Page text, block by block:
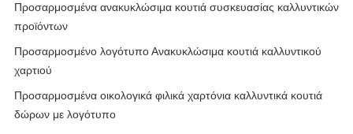
Προσαρμοσμένα ανακυκλώσιμα κουτιά συσκευασίας καλλυντικών
προϊόντων
Προσαρμοσμένο λογότυπο Ανακυκλώσιμα κουτιά καλλυντικού
χαρτιού
Προσαρμοσμένα οικολογικά φιλικά χαρτόνια καλλυντικά κουτιά
δώρων με λογότυπο